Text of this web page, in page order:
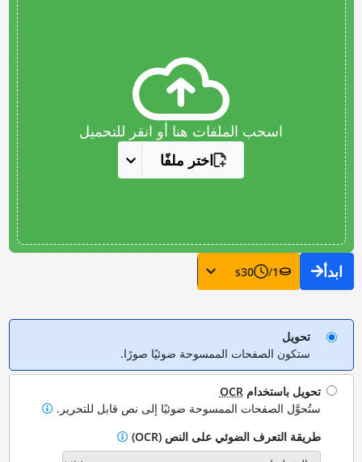
اسحب الملفات هنا أو انقر للتحميل
اختر ملفًا
ابدأ 1
/
30
s
تحويل
ستكون الصفحات الممسوحة ضوئيًا صورًا.
تحويل باستخدام OCR
ستُحوَّل الصفحات الممسوحة ضوئيًا إلى نص قابل للتحرير.
طريقة التعرف الضوئي على النص (OCR)